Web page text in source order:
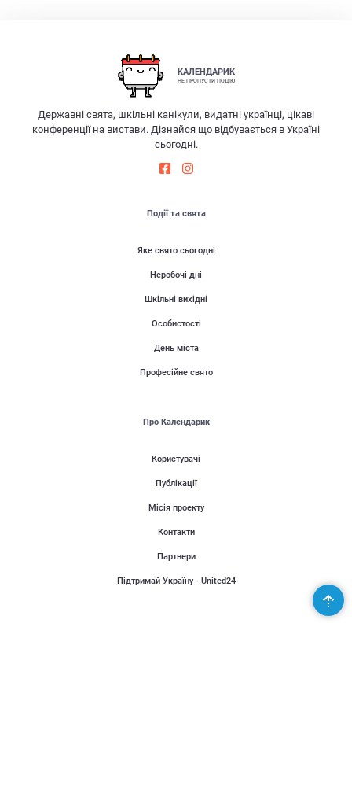
КАЛЕНДАРИК
НЕ ПРОПУСТИ ПОДІЮ
Державні свята, шкільні канікули, видатні українці, цікаві
конференції на вистави. Дізнайся що відбувається в Україні
сьогодні.
Події та свята
Яке свято сьогодні
Неробочі дні
Шкільні вихідні
Особистості
День міста
Професійне свято
Про Календарик
Користувачі
Публікації
Місія проекту
Контакти
Партнери
Підтримай Україну - United24